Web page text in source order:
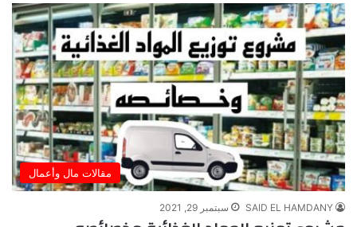
مقالات مال وأعمال
SAID EL HAMDANY سبتمبر 29, 2021